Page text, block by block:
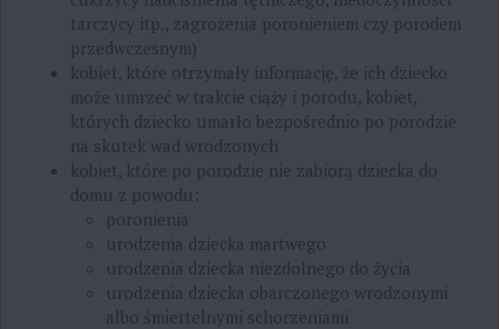
tarczycy itp., zagrożenia poronieniem czy porodem
przedwczesnym)
kobiet, które otrzymały informację, że ich dziecko
może umrzeć w trakcie ciąży i porodu, kobiet,
których dziecko umarło bezpośrednio po porodzie
na skutek wad wrodzonych
kobiet, które po porodzie nie zabiorą dziecka do
domu z powodu:
poronienia
urodzenia dziecka martwego
urodzenia dziecka niezdolnego do życia
urodzenia dziecka obarczonego wrodzonymi
albo śmiertelnymi schorzeniami